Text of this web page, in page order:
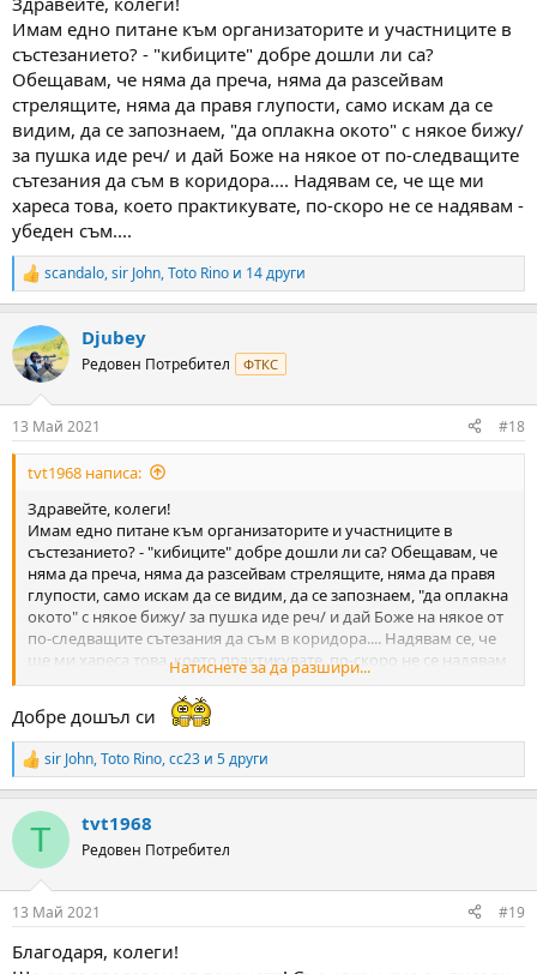
Имам едно питане към организаторите и участниците в
състезанието? - "кибиците" добре дошли ли са?
Обещавам, че няма да преча, няма да разсейвам
стрелящите, няма да правя глупости, само искам да се
видим, да се запознаем, "да оплакна окото" с някое бижу/
за пушка иде реч/ и дай Боже на някое от по-следващите
сътезания да съм в коридора.... Надявам се, че ще ми
хареса това, което практикувате, по-скоро не се надявам -
убеден съм....
R
e
c
t
i
s
:
scandalo,sir John,Toto Rino и 14 други
Djubey
Редовен Потребител ФТКС
13 Май 2021 #18
tvt1968 написа:
Здравейте, колеги!
Имам едно питане към организаторите и участниците в
състезанието? - "кибиците" добре дошли ли са? Обещавам, че
няма да преча, няма да разсейвам стрелящите, няма да правя
глупости, само искам да се видим, да се запознаем, "да оплакна
окото" с някое бижу/ за пушка иде реч/ и дай Боже на някое от
по-следващите сътезания да съм в коридора.... Надявам се, че
ще ми хареса това, което практикувате, по-скоро не се надявам
Натиснете за да разшири...
Добре дошъл си
R
e
c
i
s
sir John,Toto Rino,cc23 и 5 други
T tvt1968
Редовен Потребител
13 Май 2021 #19
Благодаря, колеги!